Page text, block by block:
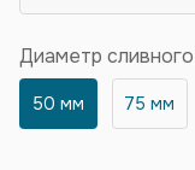
Диаметр
50 мм 75 мм